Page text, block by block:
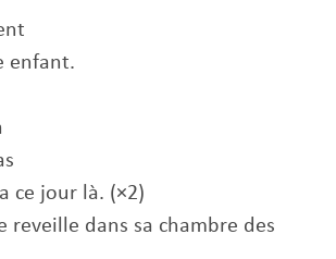
enfant.
ce jour là. (×2)
reveille dans sa chambre des